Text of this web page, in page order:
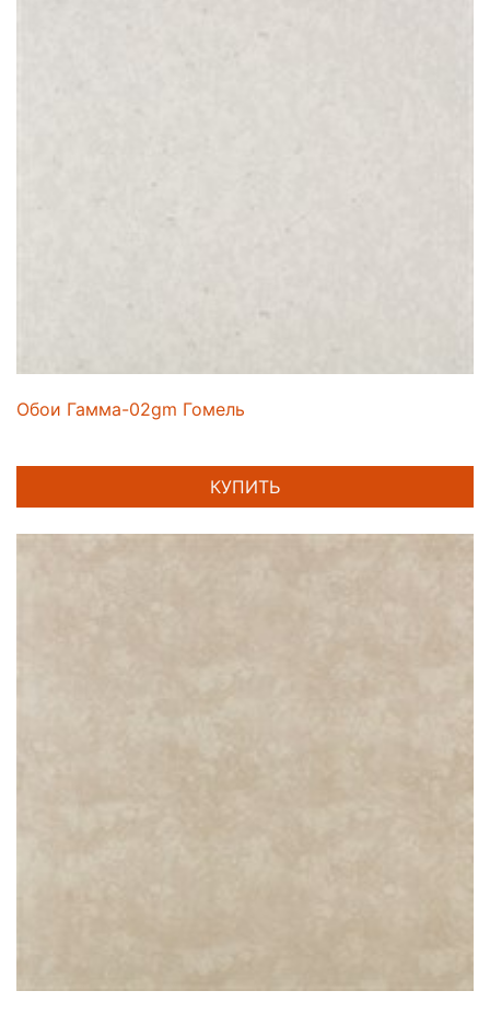
Обои Гамма-02gm Гомель
КУПИТЬ